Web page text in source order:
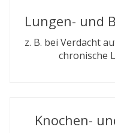
Lungen- und
z. B. bei Verdacht
chronische
Knochen-